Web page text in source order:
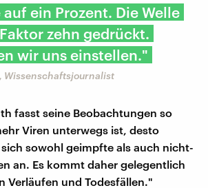
ein Prozent. Die Welle
zehn gedrückt.
wir uns einstellen."
Wissenschaftsjournalist
fasst seine Beobachtungen so
Viren unterwegs ist, desto
sowohl geimpfte als auch nicht-
an. Es kommt daher gelegentlich
Verläufen und Todesfällen."